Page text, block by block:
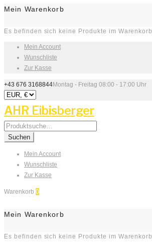
Mein Warenkorb
Es befinden sich keine Produkte im Warenkorb.
Mein Account
Wunschliste
Zur Kasse
+43 676 3168844Montag - Freitag 08:00 - 17:00 Uhr
AHR Eibisberger
Search
for:
Suchen
Mein Account
Wunschliste
Zur Kasse
Warenkorb 0
Mein Warenkorb
Es befinden sich keine Produkte im Warenkorb.